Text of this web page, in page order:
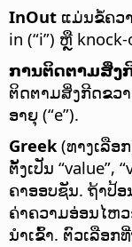
InOut ແມ່ນຂໍ້ຄວ
in (“i”) ຫຼື knock-
ການຕິດຕາມສິ່ງ
ຕິດຕາມສິ່ງກີດຂວ
ອາຍຸ (“e”).
Greek(ທາງເລືອ
ຕັ້ງເປັນ “value”,
ຄາອອບຊັນ. ຖ້າປ້
ຄ່າຄວາມອ່ອນໄຫ
ນຳເຂົ້າ. ຕົວເລືອ